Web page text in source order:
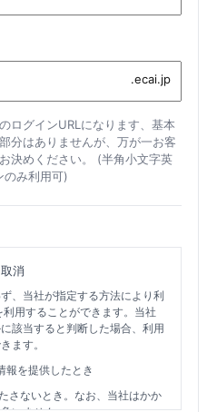
ログインURLになります、基本
分はありませんが、万が一お客
決めください。 (半角小文字英
のみ利用可)
消
、当社が指定する方法により利
用することができます。当社
該当すると判断した場合、利用
ます。
報を提供したとき
さないとき。なお、当社はかか